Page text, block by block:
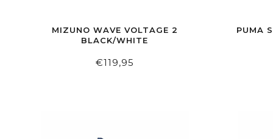
MIZUNO WAVE VOLTAGE 2
BLACK/WHITE
€119,95
PUMA